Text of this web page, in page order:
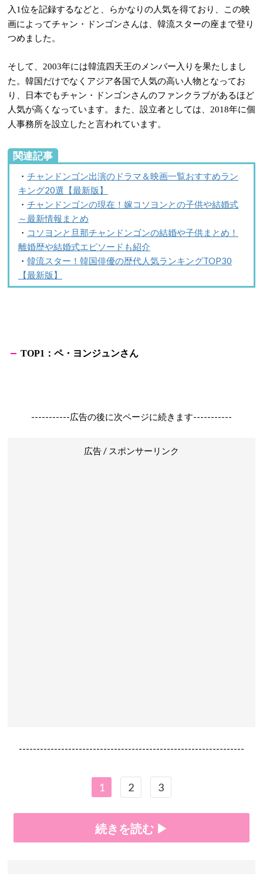
入 1位を記録するなどと、らかなりの人気を得ており、この映
画によってチャン・ドンゴンさんは、韓流スターの座まで登り
つめました。
そして、 2003年には韓流四天王のメンバー入りを果たしまし
た。韓国だけでなくアジア各国で人気の高い人物となってお
り、日本でもチャン・ドンゴンさんのファンクラブがあるほど
人気が高くなっています。また、設立者としては、
2018年に個
人事務所を設立したと言われています。
関連記事
・ チャンドンゴン出演のドラマ＆映画一覧おすすめラン
キング20選【最新版】
・ チャンドンゴンの現在！嫁コソヨンとの子供や結婚式
～最新情報まとめ
・ コソヨンと旦那チャンドンゴンの結婚や子供まとめ！
離婚歴や結婚式エピソードも紹介
・ 韓流スター！韓国俳優の歴代人気ランキングTOP30
【最新版】
TOP1 ：ペ・ヨンジュンさん
-----------広告の後に次ページに続きます-----------
広告 / スポンサーリンク
----------------------------------------------------------------
1 2 3
続きを読む ▶